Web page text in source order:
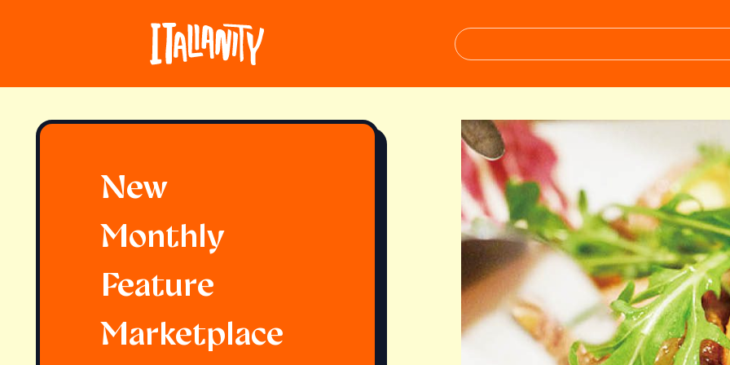
New
Monthly
Feature
Marketplace